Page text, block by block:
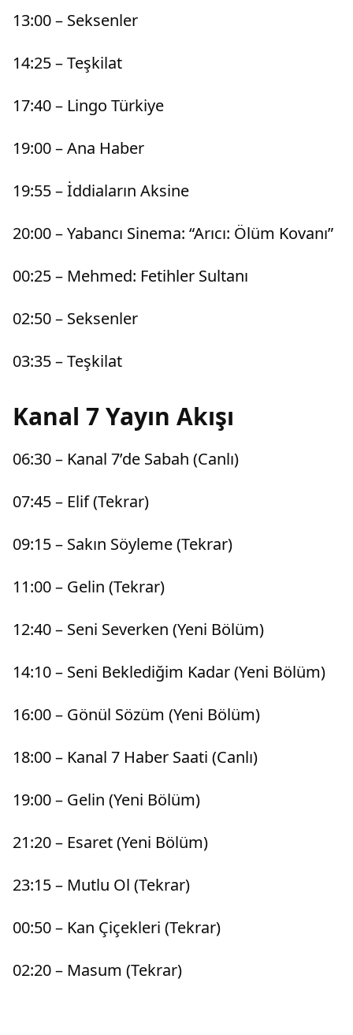
13:00 – Seksenler
14:25 – Teşkilat
17:40 – Lingo Türkiye
19:00 – Ana Haber
19:55 – İddiaların Aksine
20:00 – Yabancı Sinema: “Arıcı: Ölüm Kovanı”
00:25 – Mehmed: Fetihler Sultanı
02:50 – Seksenler
03:35 – Teşkilat
Kanal 7 Yayın Akışı
06:30 – Kanal 7’de Sabah (Canlı)
07:45 – Elif (Tekrar)
09:15 – Sakın Söyleme (Tekrar)
11:00 – Gelin (Tekrar)
12:40 – Seni Severken (Yeni Bölüm)
14:10 – Seni Beklediğim Kadar (Yeni Bölüm)
16:00 – Gönül Sözüm (Yeni Bölüm)
18:00 – Kanal 7 Haber Saati (Canlı)
19:00 – Gelin (Yeni Bölüm)
21:20 – Esaret (Yeni Bölüm)
23:15 – Mutlu Ol (Tekrar)
00:50 – Kan Çiçekleri (Tekrar)
02:20 – Masum (Tekrar)